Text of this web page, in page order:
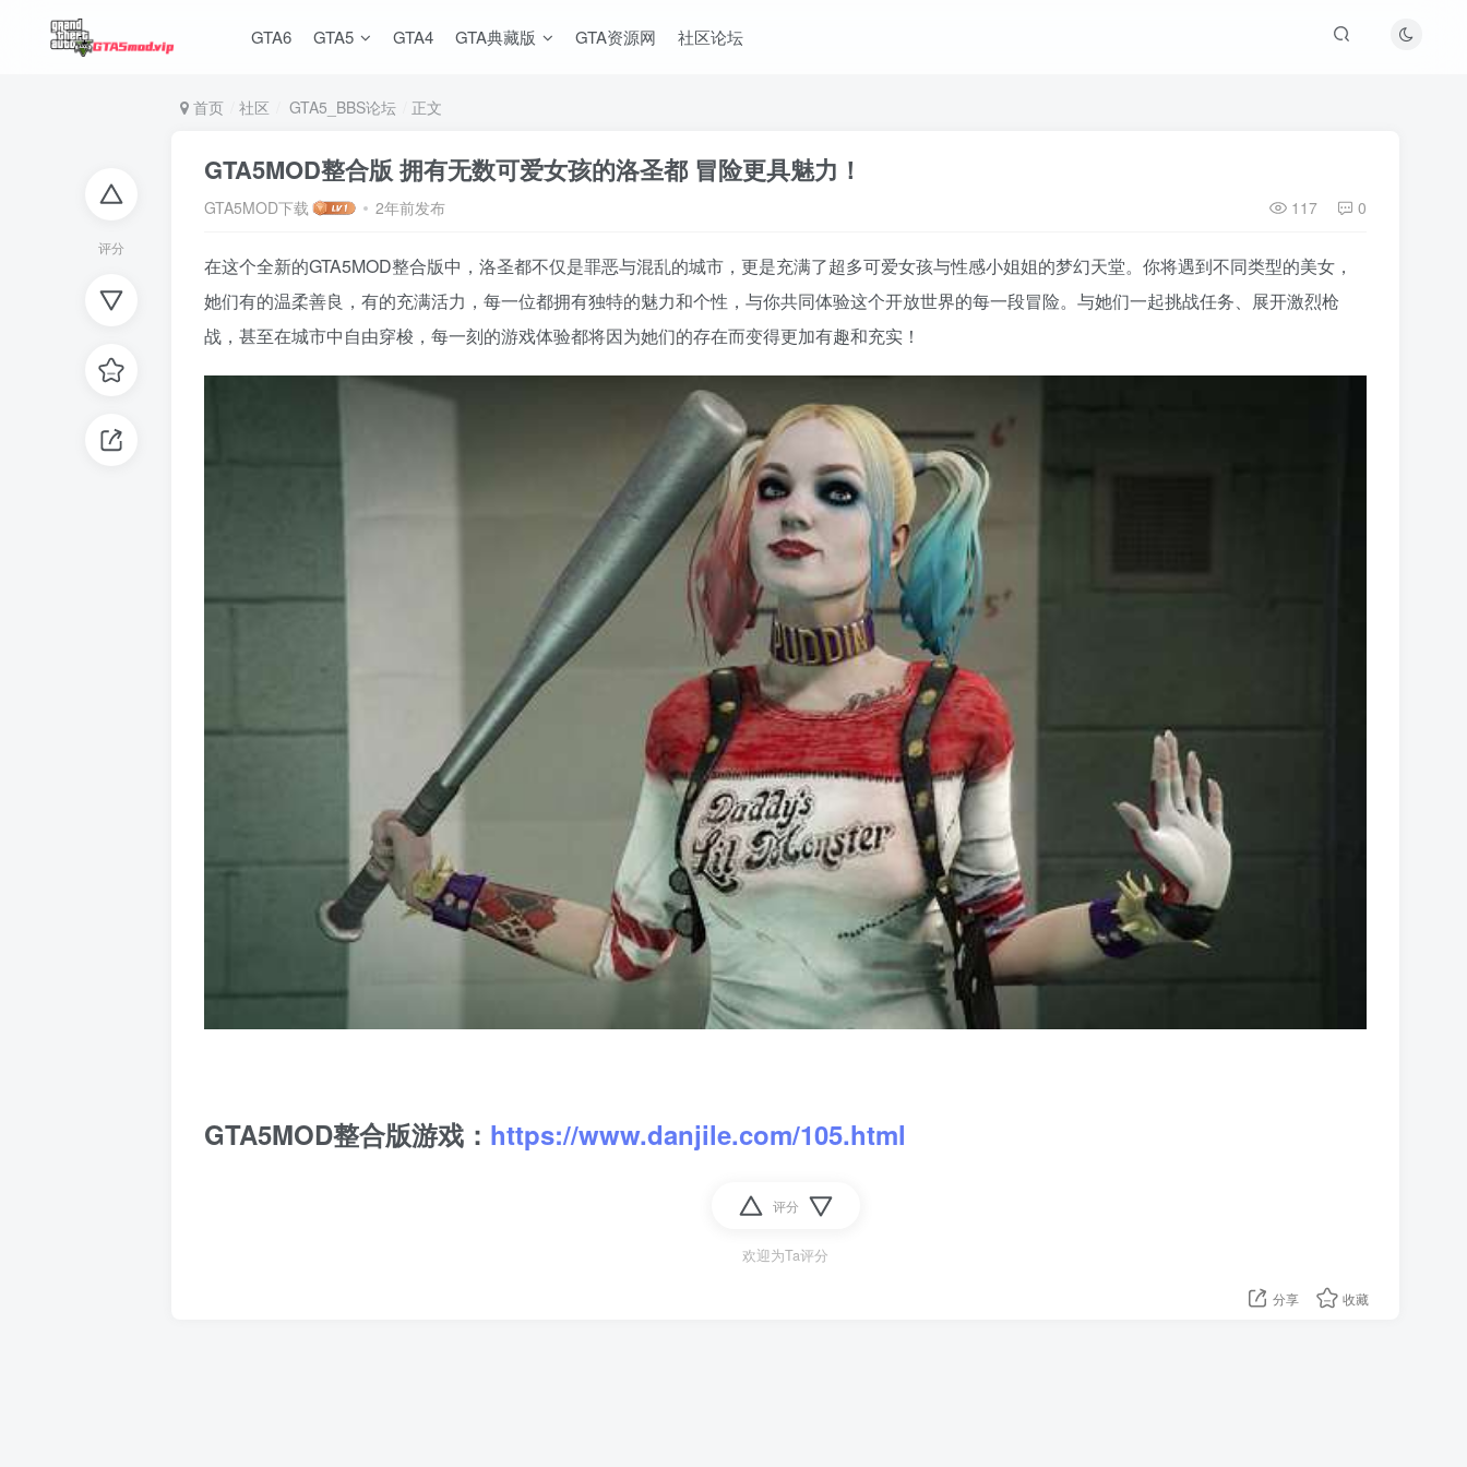
GTA6 GTA5 GTA4 GTA典藏版 GTA资源网 社区论坛
评分
首页 社区 GTA5_BBS论坛 正文
GTA5MOD整合版 拥有无数可爱女孩的洛圣都 冒险更具魅力！
GTA5MOD下载 2年前发布 117 0
在这个全新的GTA5MOD整合版中，洛圣都不仅是罪恶与混乱的城市，更是充满了超多可爱女孩与性感小姐姐的梦幻天堂。你将遇到不同类型的美女，
她们有的温柔善良，有的充满活力，每一位都拥有独特的魅力和个性，与你共同体验这个开放世界的每一段冒险。与她们一起挑战任务、展开激烈枪
战，甚至在城市中自由穿梭，每一刻的游戏体验都将因为她们的存在而变得更加有趣和充实！
GTA5MOD整合版游戏： https://www.danjile.com/105.html
评分
欢迎为Ta评分
分享 收藏